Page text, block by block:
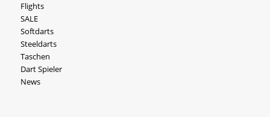
Flights
SALE
Softdarts
Steeldarts
Taschen
Dart Spieler
News